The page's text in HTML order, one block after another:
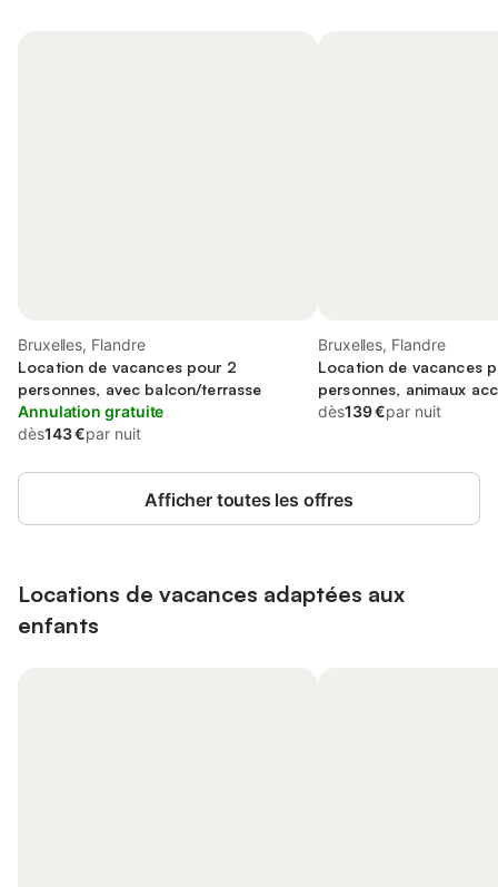
Bruxelles, Flandre
Location de vacances pour 2
personnes, avec balcon/terrasse
Annulation gratuite
dès143 €par nuit
Bruxelles, Flandre
Location de vacances
personnes, animaux
dès139 €par nuit
Afficher toutes les offres
Locations de vacances adaptées aux
enfants